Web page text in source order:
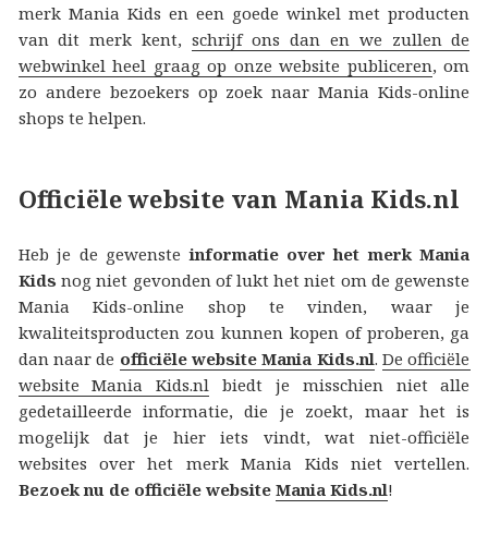
merk Mania Kids en een goede winkel met producten
van dit merk kent,schrijf ons dan en we zullen de
webwinkel heel graag op onze website publiceren, om
zo andere bezoekers op zoek naar Mania Kids-online
shops te helpen.
Officiële website van Mania Kids.nl
Heb je de gewensteinformatie over het merk Mania
Kids nog niet gevonden of lukt het niet om de gewenste
Mania Kids-online shop te vinden, waar je
kwaliteitsproducten zou kunnen kopen of proberen, ga
dan naar de officiële website Mania Kids.nl.De officiële
website Mania Kids.nl biedt je misschien niet alle
gedetailleerde informatie, die je zoekt, maar het is
mogelijk dat je hier iets vindt, wat niet-officiële
websites over het merk Mania Kids niet vertellen.
Bezoek nu de officiële website Mania Kids.nl!